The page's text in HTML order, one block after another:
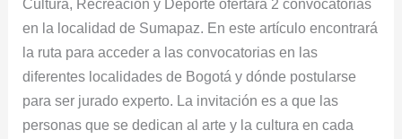
Cultura, Recreación y Deporte ofertará 2 convocatorias
en la localidad de Sumapaz. En este artículo encontrará
la ruta para acceder a las convocatorias en las
diferentes localidades de Bogotá y dónde postularse
para ser jurado experto. La invitación es a que las
personas que se dedican al arte y la cultura en cada